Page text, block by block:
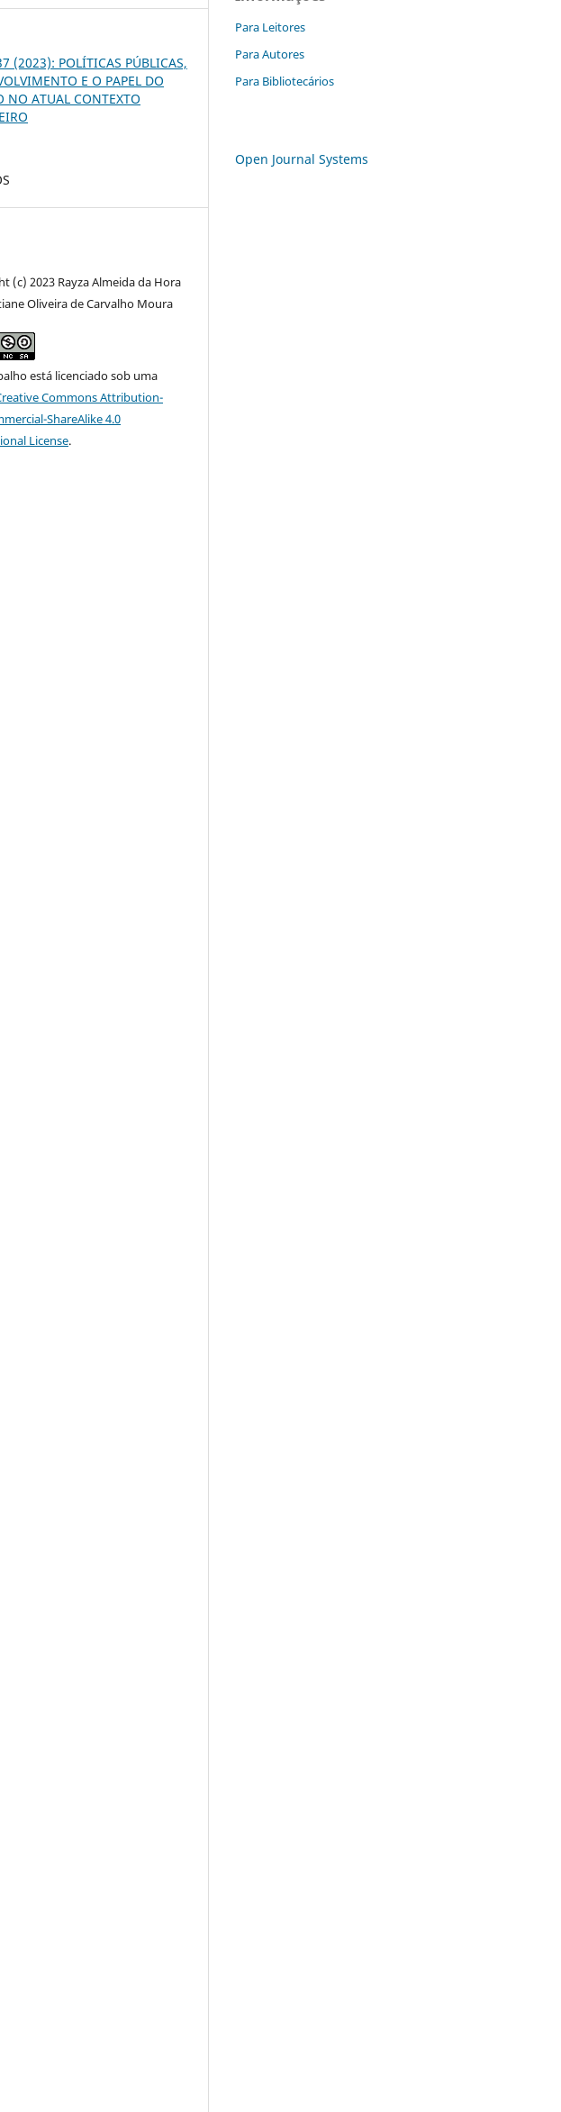
(2023): POLÍTICAS PÚBLICAS,
E O PAPEL DO
NO ATUAL CONTEXTO
(c) 2023 Rayza Almeida da Hora
Oliveira de Carvalho Moura
está licenciado sob uma
Commons Attribution-
ShareAlike 4.0
License.
Para Leitores
Para Autores
Para Bibliotecários
Open Journal Systems